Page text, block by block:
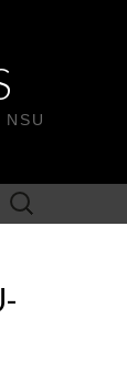
Suche
nach: